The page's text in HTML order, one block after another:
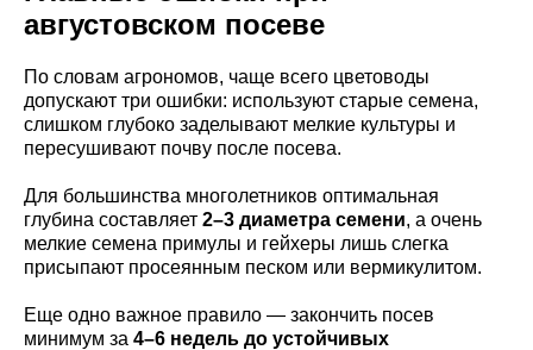
августовском посеве
По словам агрономов, чаще всего цветоводы
допускают три ошибки: используют старые семена,
слишком глубоко заделывают мелкие культуры и
пересушивают почву после посева.
Для большинства многолетников оптимальная
глубина составляет 2–3 диаметра семени, а очень
мелкие семена примулы и гейхеры лишь слегка
присыпают просеянным песком или вермикулитом.
Еще одно важное правило — закончить посев
минимум за 4–6 недель до устойчивых